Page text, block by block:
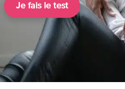
Je fais le test